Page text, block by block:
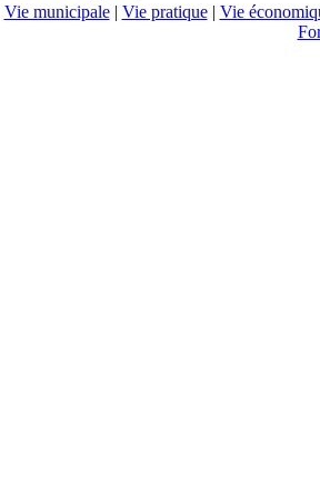
Vie municipale| Vie pratique| Vie